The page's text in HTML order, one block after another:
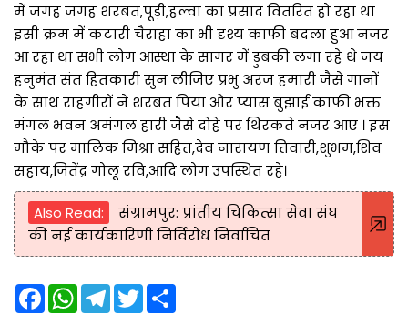
में जगह जगह शरबत,पूड़ी,हल्वा का प्रसाद वितरित हो रहा था
इसी क्रम में कटारी चैराहा का भी दृश्य काफी बदला हुआ नजर
आ रहा था सभी लोग आस्था के सागर में डुबकी लगा रहे थे जय
हनुमंत संत हितकारी सुन लीजिए प्रभु अरज हमारी जैसे गानों
के साथ राहगीरों ने शरबत पिया और प्यास बुझाई काफी भक्त
मंगल भवन अमंगल हारी जैसे दोहे पर थिरकते नजर आए । इस
मौके पर मालिक मिश्रा सहित,देव नारायण तिवारी,शुभम,शिव
सहाय,जितेंद्र गोलू रवि,आदि लोग उपस्थित रहे।
Also Read:
संग्रामपुर: प्रांतीय चिकित्सा सेवा संघ
की नई कार्यकारिणी निर्विरोध निर्वाचित
F
a
W
T
e
T
w